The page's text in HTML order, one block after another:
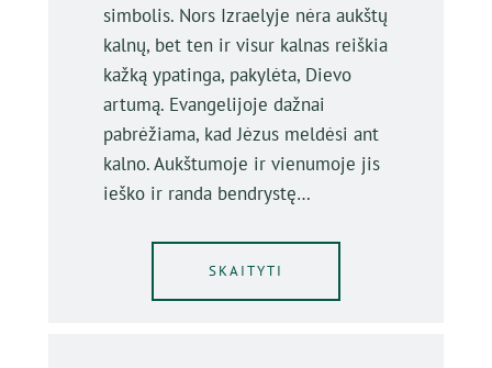
simbolis. Nors Izraelyje nėra aukštų
kalnų, bet ten ir visur kalnas reiškia
kažką ypatinga, pakylėta, Dievo
artumą. Evangelijoje dažnai
pabrėžiama, kad Jėzus meldėsi ant
kalno. Aukštumoje ir vienumoje jis
ieško ir randa bendrystę…
SKAITYTI